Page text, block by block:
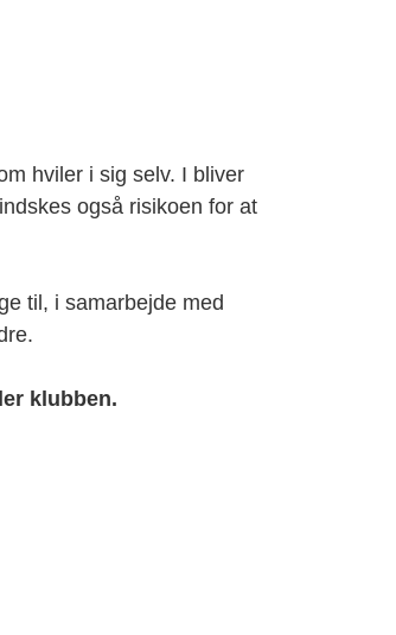
hviler i sig selv. I bliver
også risikoen for at
til, i samarbejde med
klubben.